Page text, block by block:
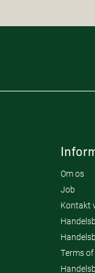
Om os
Job
Kontakt
Terms